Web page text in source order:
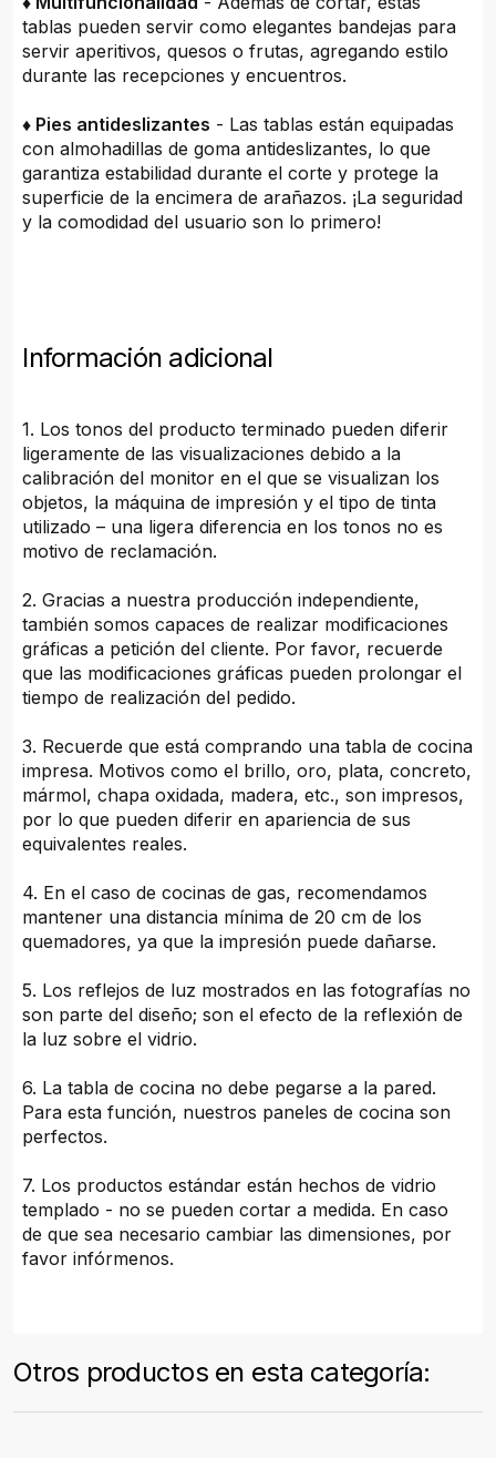
tablas pueden servir como elegantes bandejas para
servir aperitivos, quesos o frutas, agregando estilo
durante las recepciones y encuentros.
♦ Pies antideslizantes - Las tablas están equipadas
con almohadillas de goma antideslizantes, lo que
garantiza estabilidad durante el corte y protege la
superficie de la encimera de arañazos. ¡La seguridad
y la comodidad del usuario son lo primero!
Información adicional
1. Los tonos del producto terminado pueden diferir
ligeramente de las visualizaciones debido a la
calibración del monitor en el que se visualizan los
objetos, la máquina de impresión y el tipo de tinta
utilizado – una ligera diferencia en los tonos no es
motivo de reclamación.
2. Gracias a nuestra producción independiente,
también somos capaces de realizar modificaciones
gráficas a petición del cliente. Por favor, recuerde
que las modificaciones gráficas pueden prolongar el
tiempo de realización del pedido.
3. Recuerde que está comprando una tabla de cocina
impresa. Motivos como el brillo, oro, plata, concreto,
mármol, chapa oxidada, madera, etc., son impresos,
por lo que pueden diferir en apariencia de sus
equivalentes reales.
4. En el caso de cocinas de gas, recomendamos
mantener una distancia mínima de 20 cm de los
quemadores, ya que la impresión puede dañarse.
5. Los reflejos de luz mostrados en las fotografías no
son parte del diseño; son el efecto de la reflexión de
la luz sobre el vidrio.
6. La tabla de cocina no debe pegarse a la pared.
Para esta función, nuestros paneles de cocina son
perfectos.
7. Los productos estándar están hechos de vidrio
templado - no se pueden cortar a medida. En caso
de que sea necesario cambiar las dimensiones, por
favor infórmenos.
Otros productos en esta categoría: